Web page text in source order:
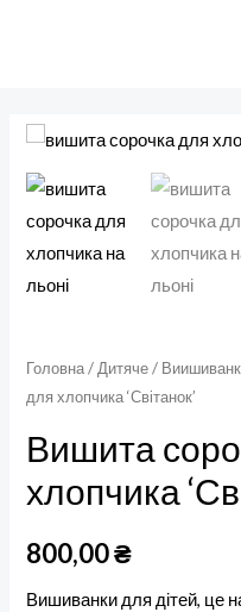
Головна/ Дитяче/
для хлопчика ‘Світанок’
Вишита
хлопчика
800,00₴
Вишиванки для дітей, це